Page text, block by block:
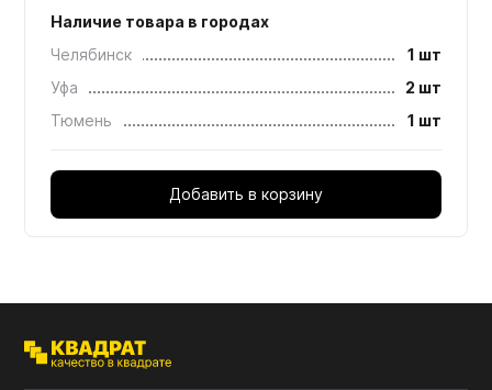
Наличие товара в городах
Челябинск
1 шт
Уфа
2 шт
Тюмень
1 шт
Добавить в корзину